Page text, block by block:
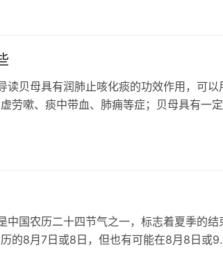
贝母具有润肺止咳化痰的功效作用，可以
劳嗽、痰中带血、肺痈等症；贝母具有一定
国农历二十四节气之一，标志着夏季的结
的8月7日或8日，但也有可能在8月8日或9